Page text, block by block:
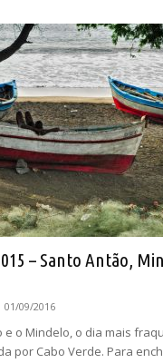
– Santo Antão,
01/09/2016
e o Mindelo, o dia mais
por Cabo Verde. Para